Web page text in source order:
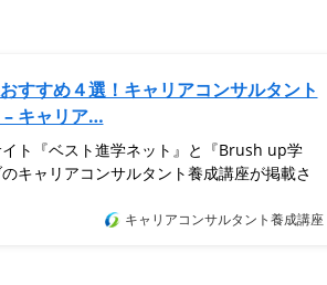
すすめ４選！キャリアコンサルタント
– キャリア…
ト『ベスト進学ネット』と『Brush up学
キャリアコンサルタント養成講座が掲載さ
キャリアコンサルタント養成講座